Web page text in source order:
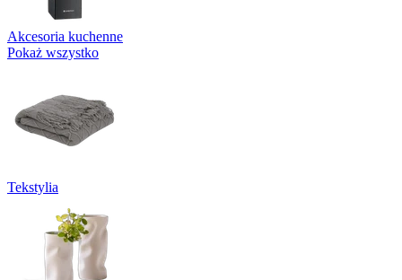
Akcesoria kuchenne
Pokaż wszystko
Tekstylia